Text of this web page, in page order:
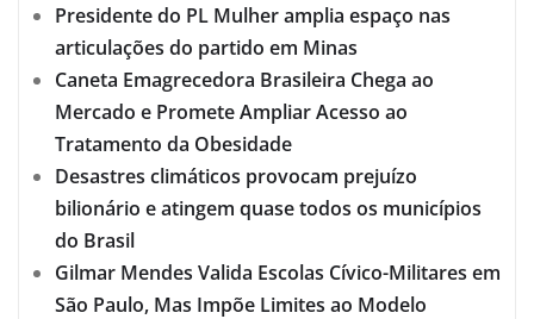
Presidente do PL Mulher amplia espaço nas
articulações do partido em Minas
Caneta Emagrecedora Brasileira Chega ao
Mercado e Promete Ampliar Acesso ao
Tratamento da Obesidade
Desastres climáticos provocam prejuízo
bilionário e atingem quase todos os municípios
do Brasil
Gilmar Mendes Valida Escolas Cívico-Militares em
São Paulo, Mas Impõe Limites ao Modelo